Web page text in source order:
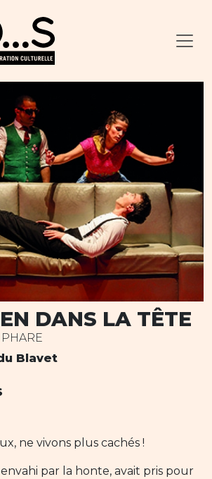
DANS LA TÊTE
Blavet
ne vivons plus cachés !
par la honte, avait pris pour